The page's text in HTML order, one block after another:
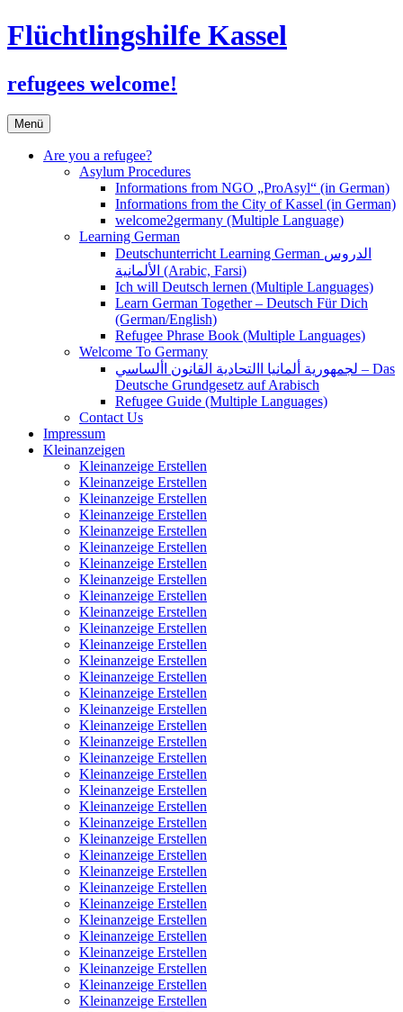
Flüchtlingshilfe Kassel
refugees welcome!
Menü Zum
Inhalt
springen
Are you a refugee?
Asylum Procedures
Informations from NGO „ProAsyl“ (in German)
Informations from the City of Kassel (in German)
welcome2germany (Multiple Language)
Learning German
Deutschunterricht Learning German الدروس
الألمانية (Arabic, Farsi)
Ich will Deutsch lernen (Multiple Languages)
Learn German Together – Deutsch Für Dich
(German/English)
Refugee Phrase Book (Multiple Languages)
Welcome To Germany
لجمهورية ألمانيا االتحادية القانون األساسي – Das
Deutsche Grundgesetz auf Arabisch
Refugee Guide (Multiple Languages)
Contact Us
Impressum
Kleinanzeigen
Kleinanzeige Erstellen
Kleinanzeige Erstellen
Kleinanzeige Erstellen
Kleinanzeige Erstellen
Kleinanzeige Erstellen
Kleinanzeige Erstellen
Kleinanzeige Erstellen
Kleinanzeige Erstellen
Kleinanzeige Erstellen
Kleinanzeige Erstellen
Kleinanzeige Erstellen
Kleinanzeige Erstellen
Kleinanzeige Erstellen
Kleinanzeige Erstellen
Kleinanzeige Erstellen
Kleinanzeige Erstellen
Kleinanzeige Erstellen
Kleinanzeige Erstellen
Kleinanzeige Erstellen
Kleinanzeige Erstellen
Kleinanzeige Erstellen
Kleinanzeige Erstellen
Kleinanzeige Erstellen
Kleinanzeige Erstellen
Kleinanzeige Erstellen
Kleinanzeige Erstellen
Kleinanzeige Erstellen
Kleinanzeige Erstellen
Kleinanzeige Erstellen
Kleinanzeige Erstellen
Kleinanzeige Erstellen
Kleinanzeige Erstellen
Kleinanzeige Erstellen
Kleinanzeige Erstellen